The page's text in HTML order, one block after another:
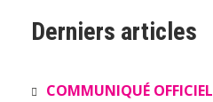
Derniers articles
COMMUNIQUÉ OFFICIEL